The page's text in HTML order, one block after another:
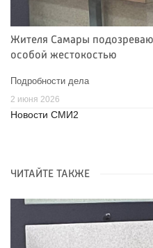
Жителя Самары
особой жестокостью
Подробности дела
2 июня 2026
Новости СМИ2
ЧИТАЙТЕ ТАКЖЕ